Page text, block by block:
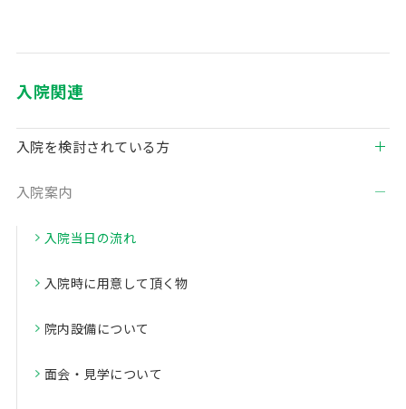
入院関連
入院を検討されている方
入院案内
入院当日の流れ
入院時に用意して頂く物
院内設備について
面会・見学について